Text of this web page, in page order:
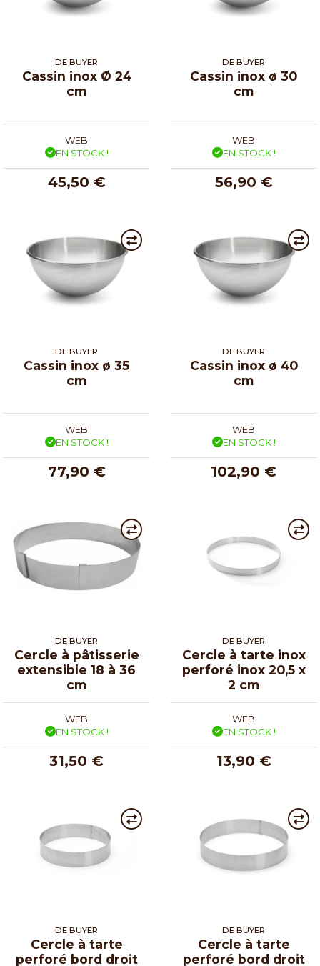
DE BUYER
Cassin inox Ø 24
cm
WEB
EN STOCK !
45,50 €
DE BUYER
Cassin inox ø 30
cm
WEB
EN STOCK !
56,90 €
DE BUYER
Cassin inox ø 35
cm
WEB
EN STOCK !
77,90 €
DE BUYER
Cassin inox ø 40
cm
WEB
EN STOCK !
102,90 €
DE BUYER
Cercle à pâtisserie
extensible 18 à 36
cm
WEB
EN STOCK !
31,50 €
DE BUYER
Cercle à tarte inox
perforé inox 20,5 x
2 cm
WEB
EN STOCK !
13,90 €
DE BUYER
Cercle à tarte
perforé bord droit
DE BUYER
Cercle à tarte
perforé bord droit